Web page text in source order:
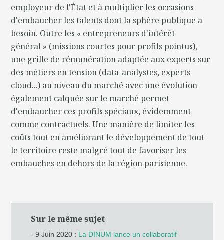
employeur de l'État et à multiplier les occasions
d'embaucher les talents dont la sphère publique a
besoin. Outre les « entrepreneurs d'intérêt
général » (missions courtes pour profils pointus),
une grille de rémunération adaptée aux experts sur
des métiers en tension (data-analystes, experts
cloud...) au niveau du marché avec une évolution
également calquée sur le marché permet
d'embaucher ces profils spéciaux, évidemment
comme contractuels. Une manière de limiter les
coûts tout en améliorant le développement de tout
le territoire reste malgré tout de favoriser les
embauches en dehors de la région parisienne.
Sur le même sujet
- 9 Juin 2020 : La DINUM lance un collaboratif